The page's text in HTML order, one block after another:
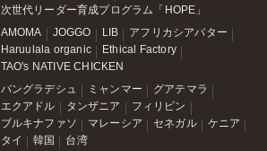
次世代リーダー育成プログラム「HOPE」
AMOMA JOGGO LIB
アフリカシアバター
Haruulala organic
Ethical Factory
TAO's NATIVE CHICKEN
バングラデシュ ミャンマー
グアテマラ
エクアドル
タンザニア
フィリピン
ブルキナファソ
マレーシア セネガル
ケニア
タイ
韓国 台湾